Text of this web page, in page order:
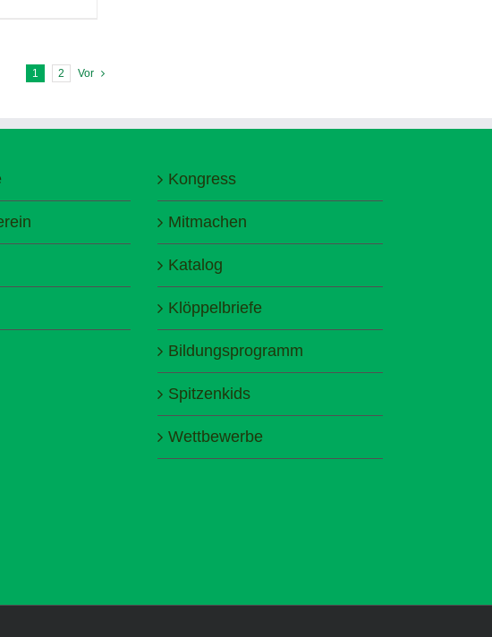
1 2 Vor
Kongress
Mitmachen
Katalog
Klöppelbriefe
Bildungsprogramm
Spitzenkids
Wettbewerbe